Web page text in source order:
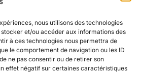
nous utilisons des technologies
et/ou accéder aux informations des
à ces technologies nous permettra de
le comportement de navigation ou les ID
ne pas consentir ou de retirer son
effet négatif sur certaines caractéristiques
avez des
?